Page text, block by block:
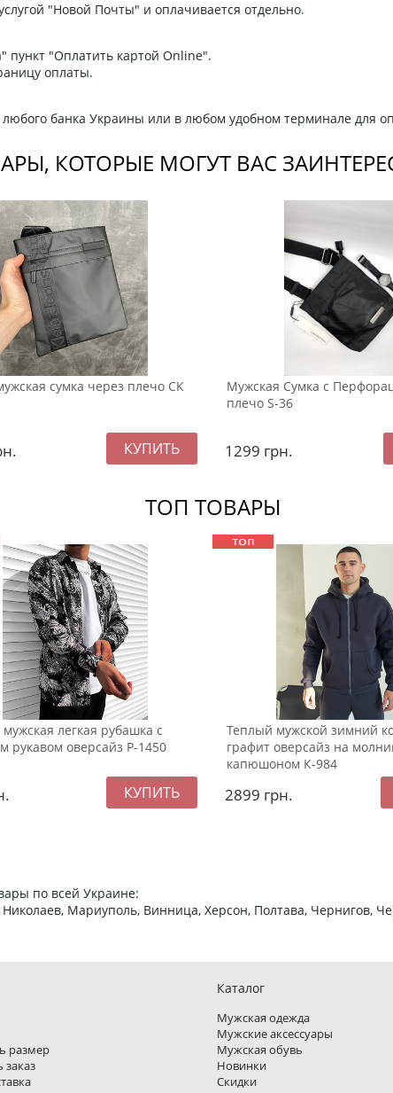
"Новой Почты" и оплачивается отдельно.
пункт "Оплатить картой Online".
оплаты.
банка Украины или в любом удобном терминале для
КОТОРЫЕ МОГУТ ВАС
сумка через плечо СК
Мужская Сумка с
плечо S-36
1299 грн.
ТОП ТОВАРЫ
легкая рубашка с
рукавом оверсайз Р-1450
Теплый мужской зимний
графит оверсайз на
капюшоном К-984
2899 грн.
по всей Украине:
Мариуполь, Винница, Херсон, Полтава,
размер
Каталог
Мужская одежда
Мужские аксессуары
Мужская обувь
Новинки
Скидки